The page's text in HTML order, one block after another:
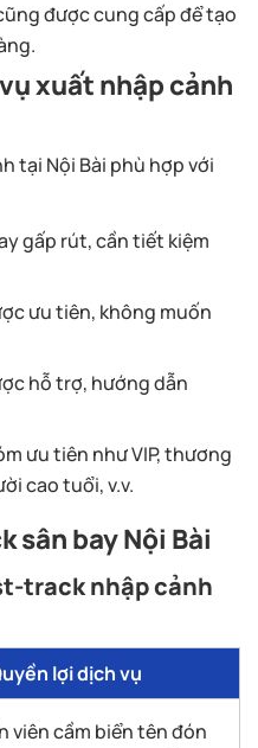
được cung cấp để tạo
xuất nhập cảnh
tại Nội Bài phù hợp với
gấp rút, cần tiết kiệm
ưu tiên, không muốn
hỗ trợ, hướng dẫn
ưu tiên như VIP, thương
cao tuổi, v.v.
sân bay Nội Bài
track nhập cảnh
lợi dịch vụ
viên cầm biển tên đón